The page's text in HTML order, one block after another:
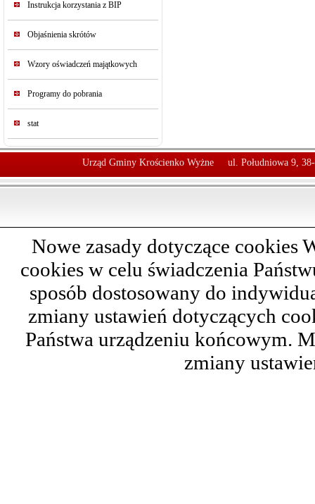
Instrukcja korzystania z BIP
Objaśnienia skrótów
Wzory oświadczeń majątkowych
Programy do pobrania
stat
Urząd Gminy Krościenko Wyżne ul. Południowa 9,
Nowe zasady dotyczące cookies
cookies w celu świadczenia
sposób dostosowany do
zmiany ustawień dotyczących
Państwa urządzeniu końcowym.
zmiany